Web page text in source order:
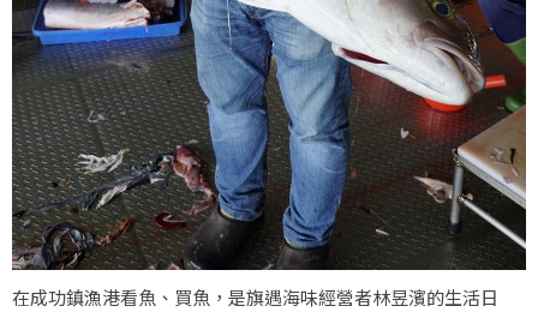
在成功鎮漁港看魚、買魚，是旗遇海味經營者林昱濱的生活日